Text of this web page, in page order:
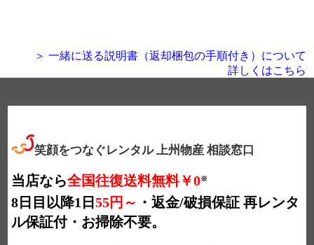
＞ 一緒に送る説明書（返却梱包の手順付き）について
詳しくはこちら
笑顔をつなぐレンタル 上州物産 相談窓口
当店なら全国往復送料無料￥0※
8日目以降1日55円～ ・返金/破損保証 再レンタ
ル保証付・お掃除不要。